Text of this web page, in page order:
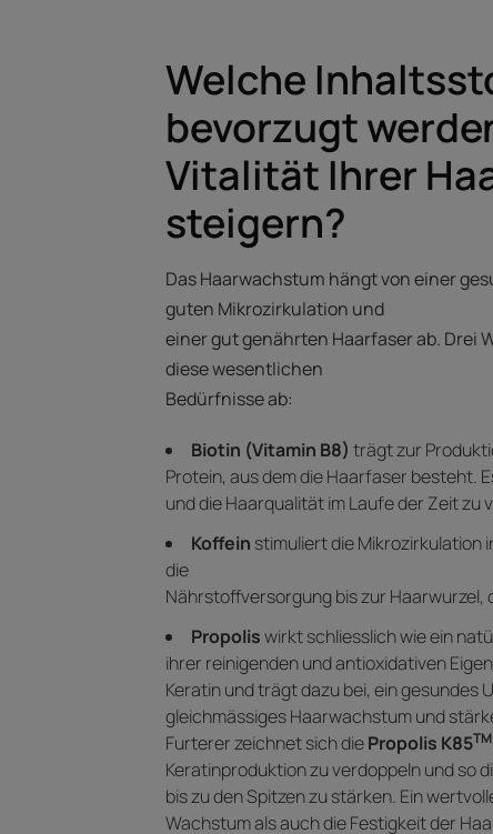
Welche
bevorzugt
Vitalität Ihrer
steigern?
Das Haarwachstum hängt von einer
guten Mikrozirkulation und
einer gut genährten Haarfaser ab. Drei
diese wesentlichen
Bedürfnisse ab:
Biotin (Vitamin B8) trägt zur
Protein, aus dem die Haarfaser besteht.
und die Haarqualität im Laufe der Zeit zu
Koffein stimuliert die Mikrozirkulation
die
Nährstoffversorgung bis zur
Propoliswirkt schliesslich wie ein
ihrer reinigenden und antioxidativen
Keratin und trägt dazu bei, ein gesundes
gleichmässiges Haarwachstum und
Furterer zeichnet sich diePropolis K85TM
Keratinproduktion zu verdoppeln und so
bis zu den Spitzen zu stärken. Ein
Wachstum als auch die Festigkeit der